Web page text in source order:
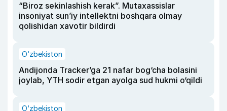
“Biroz sekinlashish kerak”. Mutaxassislar
insoniyat sun’iy intellektni boshqara olmay
qolishidan xavotir bildirdi
O‘zbekiston
Andijonda Tracker’ga 21 nafar bog‘cha bolasini
joylab, YTH sodir etgan ayolga sud hukmi o‘qildi
O‘zbekiston